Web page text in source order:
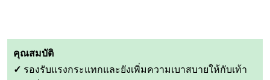
คุณสมบัติ
✓ รองรับแรงกระแทกและยังเพิ่มความเบาสบายให้กับเท้า